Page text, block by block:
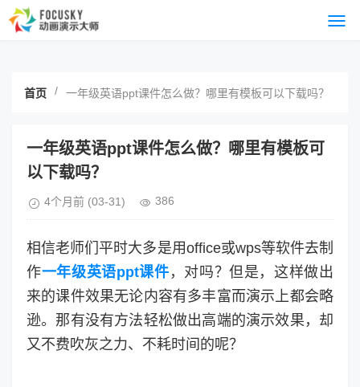
首页 / 一年级英语ppt课件怎么做？哪里有模板可以下载吗？
一年级英语ppt课件怎么做？哪里有模板可
以下载吗？
4个月前 (03-31) 386
相信老师们平时大多是用office或wps等软件去制
作一年级英语ppt课件 ，对吗？但是，这样做出
来的课件效果无论内容有多丰富而演示上都会略
逊。那有没有方法轻松做出高端的演示效果，却
又不费吹灰之力、不耗时间的呢？